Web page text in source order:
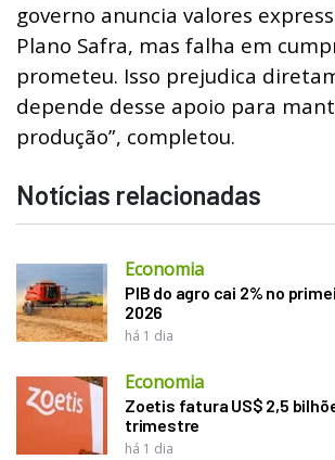
governo anuncia valores
Plano Safra, mas falha em
prometeu. Isso prejudica
depende desse apoio para
produção”, completou.
Notícias relacionadas
Economia
PIB do agro cai 2% no
2026
há 1 dia
Economia
Zoetis fatura US$ 2,5
trimestre
há 1 dia